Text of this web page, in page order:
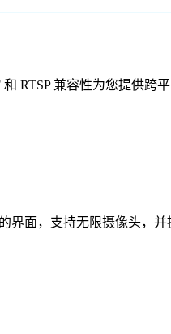
RTSP 兼容性为您提供跨
面，支持无限摄像头，